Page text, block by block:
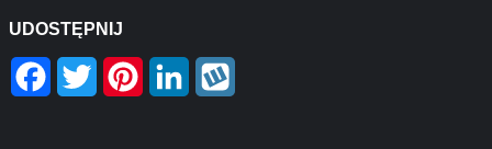
UDOSTĘPNIJ
Facebook
Twitter PinterestLinkedIn